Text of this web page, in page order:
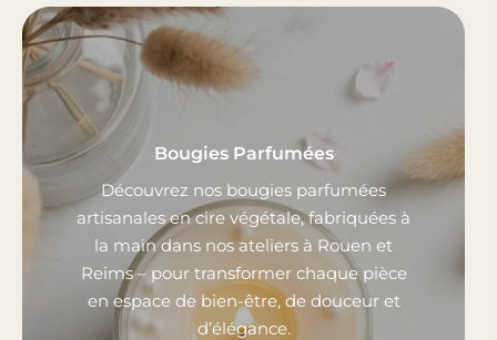
Bougies Parfumées
Découvrez nos bougies parfumées
artisanales en cire végétale, fabriquées à
la main dans nos ateliers à Rouen et
Reims – pour transformer chaque pièce
en espace de bien-être, de douceur et
d’élégance.